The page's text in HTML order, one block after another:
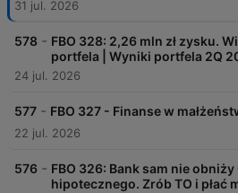
31 jul. 2026
578 - FBO 328: 2,26 mln zł zysku.
portfela | Wyniki portfela 2Q
24 jul. 2026
577 - FBO 327 - Finanse w
22 jul. 2026
576 - FBO 326: Bank sam nie
hipotecznego. Zrób TO i płać